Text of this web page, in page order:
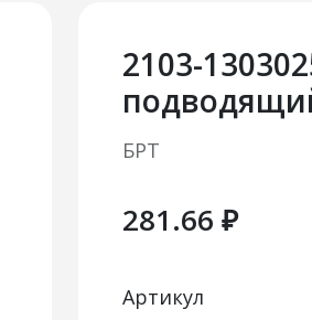
2103-
БРТ
281.66 ₽
Артикул